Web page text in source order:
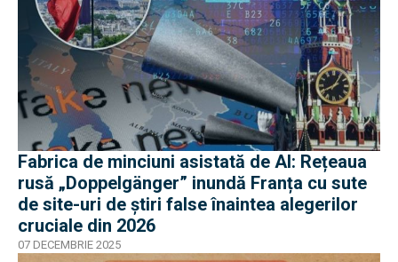
Fabrica de minciuni asistată de AI: Rețeaua
rusă „Doppelgänger” inundă Franța cu sute
de site-uri de știri false înaintea alegerilor
cruciale din 2026
07 DECEMBRIE 2025